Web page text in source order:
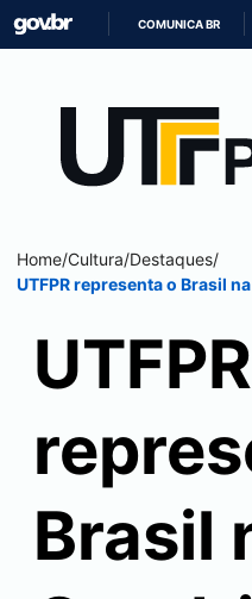
COMUNICA BR
Home/Cultura/Destaques/
UTFPR representa o Brasil
UTFPR
Brasil